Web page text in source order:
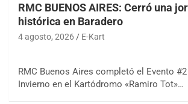
RMC BUENOS AIRES: Cerró una
histórica en Baradero
4 agosto, 2026 E-Kart
RMC Buenos Aires completó el Evento
Invierno en el Kartódromo «Ramiro Tot»…